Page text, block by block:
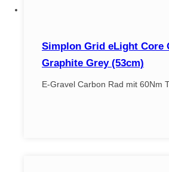
Simplon Grid eLight Core
Graphite Grey (53cm)
E-Gravel Carbon Rad mit 60Nm